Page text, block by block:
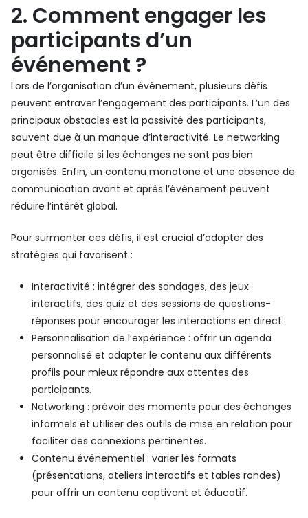
2. Comment engager les
participants d’un
événement ?
Lors de l’organisation d’un événement, plusieurs défis
peuvent entraver l’engagement des participants. L’un des
principaux obstacles est la passivité des participants,
souvent due à un manque d’interactivité. Le networking
peut être difficile si les échanges ne sont pas bien
organisés. Enfin, un contenu monotone et une absence de
communication avant et après l’événement peuvent
réduire l’intérêt global.
Pour surmonter ces défis, il est crucial d’adopter des
stratégies qui favorisent :
Interactivité : intégrer des sondages, des jeux
interactifs, des quiz et des sessions de questions-
réponses pour encourager les interactions en direct.
Personnalisation de l’expérience : offrir un agenda
personnalisé et adapter le contenu aux différents
profils pour mieux répondre aux attentes des
participants.
Networking : prévoir des moments pour des échanges
informels et utiliser des outils de mise en relation pour
faciliter des connexions pertinentes.
Contenu événementiel : varier les formats
(présentations, ateliers interactifs et tables rondes)
pour offrir un contenu captivant et éducatif.